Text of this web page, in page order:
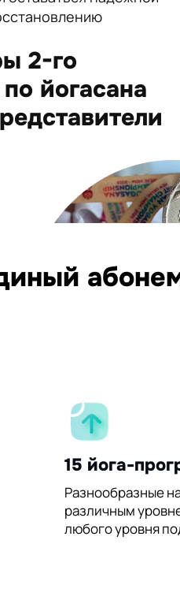
2-го
йогасана
15 йога-
Разнообразные
различным
любого уровня